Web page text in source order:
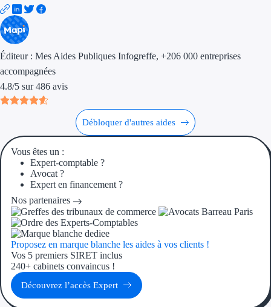
Trouvez des idées de
Territoires
Aides Région
Aides Région
Aides Région
Éditeur : Mes Aides Publiques Infogreffe, +206 000 entreprises
accompagnées
4.8/5 sur 486 avis
Débloquer d'autres aides
Vous êtes un :
Expert-comptable ?
Avocat ?
Expert en financement ?
Nos partenaires
Proposez en marque blanche les aides à vos clients !
Vos 5 premiers SIRET inclus
240+ cabinets convaincus !
Découvrez l’accès Expert